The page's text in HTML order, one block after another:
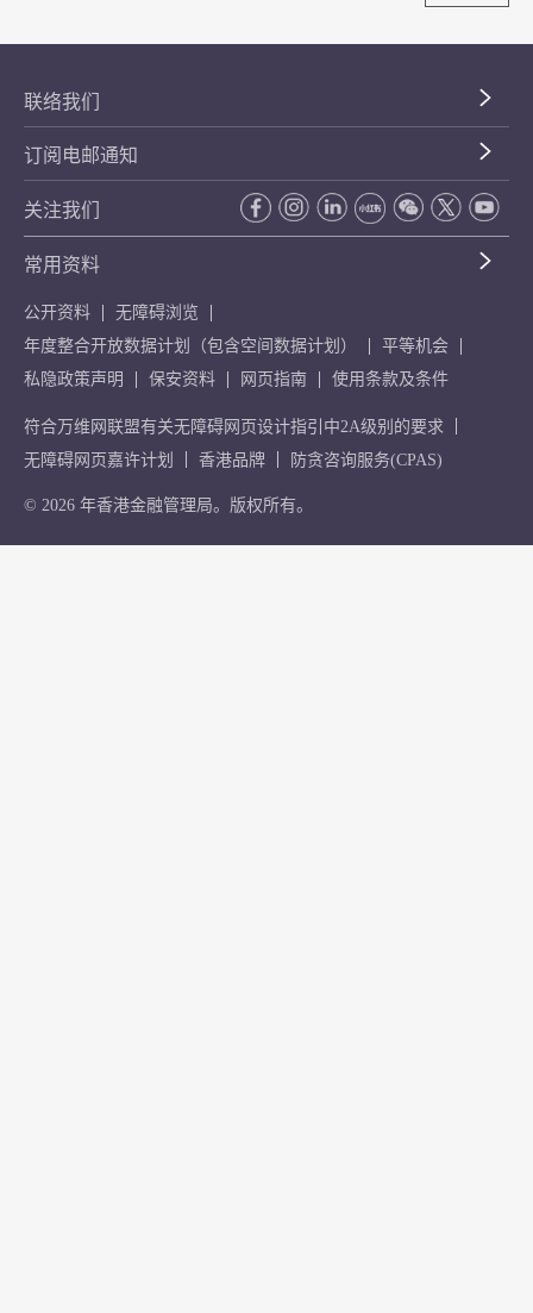
联络我们
订阅电邮通知
关注我们
常用资料
公开资料
无障碍浏览
年度整合开放数据计划（包含空间数据计划）
平等机会
私隐政策声明
保安资料 网页指南 使用条款及条件
符合万维网联盟有关无障碍网页设计指引中2A级别的要求
无障碍网页嘉许计划
香港品牌 防贪咨询服务(CPAS)
© 2026 年香港金融管理局。版权所有。